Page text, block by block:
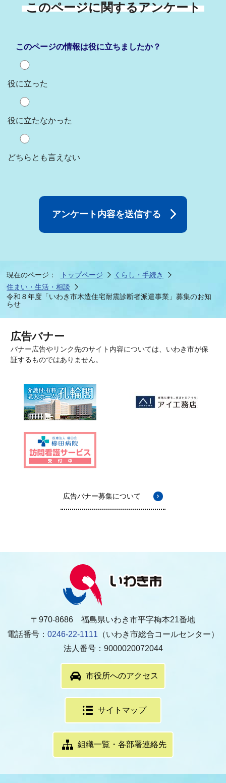
このページに関するアンケート
このページの情報は役に立ちましたか？
役に立った
役に立たなかった
どちらとも言えない
現在のページ： トップページ
くらし・手続き
住まい・生活・相談
令和８年度「いわき市木造住宅耐震診断者派遣事業」募集のお知
らせ
広告バナー
バナー広告やリンク先のサイト内容については、いわき市が保
証するものではありません。
広告バナー募集について
〒970-8686 福島県いわき市平字梅本21番地
電話番号： 0246-22-1111 （いわき市総合コールセンター）
法人番号：9000020072044
市役所へのアクセス
サイトマップ
組織一覧・各部署連絡先